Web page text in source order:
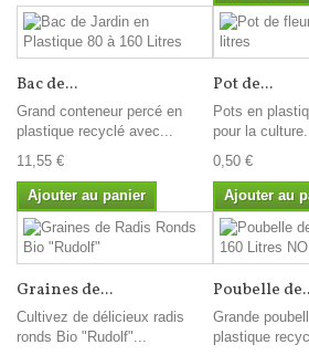
Bac de...
Grand conteneur percé en
plastique recyclé avec...
11,55 €
Ajouter au panier
Pot de...
Pots en
pour la
0,50 €
Ajouter au
Graines de...
Cultivez de délicieux radis
ronds Bio "Rudolf"...
Poubelle
Grande
plastique